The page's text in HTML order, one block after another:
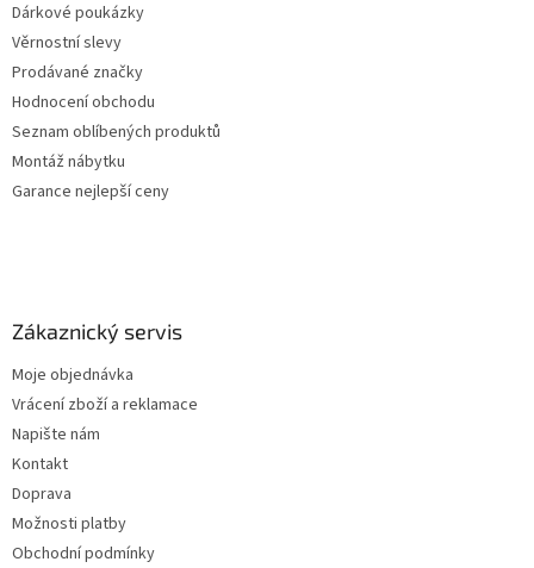
Dárkové poukázky
Věrnostní slevy
Prodávané značky
Hodnocení obchodu
Seznam oblíbených produktů
Montáž nábytku
Garance nejlepší ceny
Zákaznický servis
Moje objednávka
Vrácení zboží a reklamace
Napište nám
Kontakt
Doprava
Možnosti platby
Obchodní podmínky